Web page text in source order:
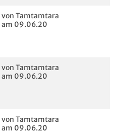
von Tamtamtara
am 09.06.20
von Tamtamtara
am 09.06.20
von Tamtamtara
am 09.06.20